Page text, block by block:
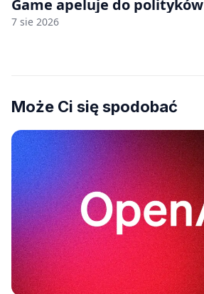
Game apeluje do polityków
7 sie 2026
Może Ci się spodobać